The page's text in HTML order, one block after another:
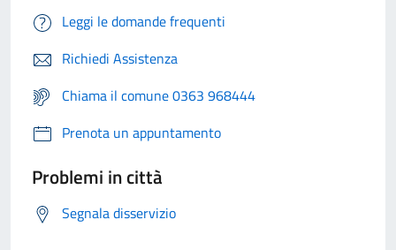
Leggi le domande frequenti
Richiedi Assistenza
Chiama il comune 0363 968444
Prenota un appuntamento
Problemi in città
Segnala disservizio